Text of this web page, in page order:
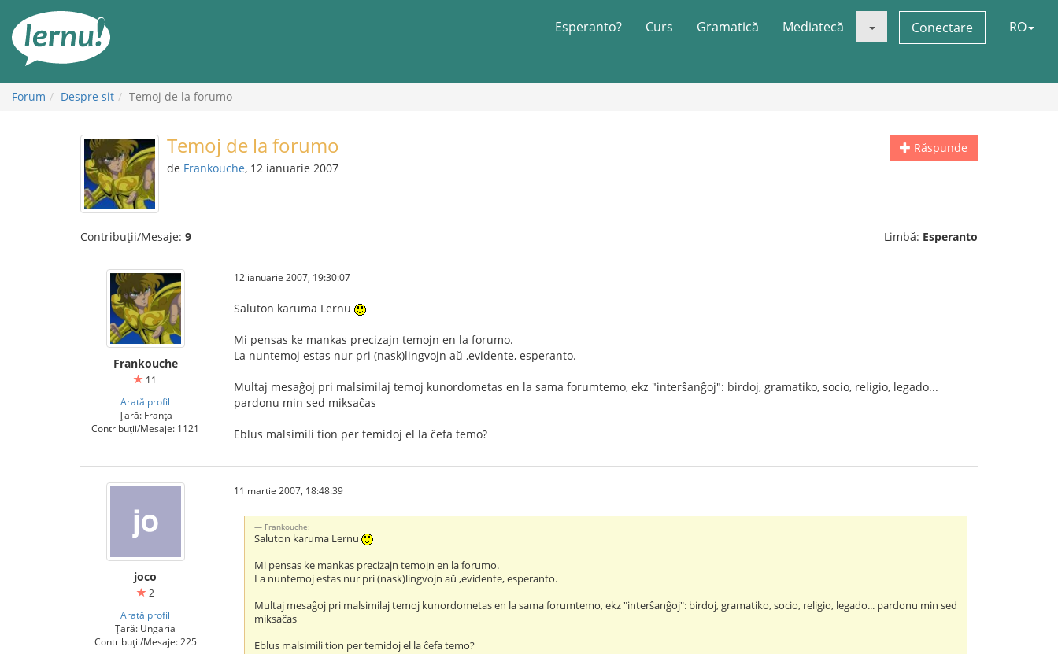
conținut
Esperanto? Curs Gramatică Mediatecă Conectare RO
Forum Despre sit Temoj de la forumo
Răspunde
Temoj de la forumo
de Frankouche, 12 ianuarie 2007
Contribuții/Mesaje: 9 Limbă: Esperanto
Frankouche
11
Arată profil
Țară: Franța
Contribuții/Mesaje: 1121
12 ianuarie 2007, 19:30:07
Saluton karuma Lernu
Mi pensas ke mankas precizajn temojn en la forumo.
La nuntemoj estas nur pri (nask)lingvojn aŭ ,evidente, esperanto.
Multaj mesaĝoj pri malsimilaj temoj kunordometas en la sama forumtemo, ekz "interŝanĝoj": birdoj, gramatiko, socio, religio, legado...
pardonu min sed miksaĉas
Eblus malsimili tion per temidoj el la ĉefa temo?
joco
2
Arată profil
Țară: Ungaria
Contribuții/Mesaje: 225
11 martie 2007, 18:48:39
Frankouche:
Saluton karuma Lernu
Mi pensas ke mankas precizajn temojn en la forumo.
La nuntemoj estas nur pri (nask)lingvojn aŭ ,evidente, esperanto.
Multaj mesaĝoj pri malsimilaj temoj kunordometas en la sama forumtemo, ekz "interŝanĝoj": birdoj, gramatiko, socio, religio, legado... pardonu min sed
miksaĉas
Eblus malsimili tion per temidoj el la ĉefa temo?